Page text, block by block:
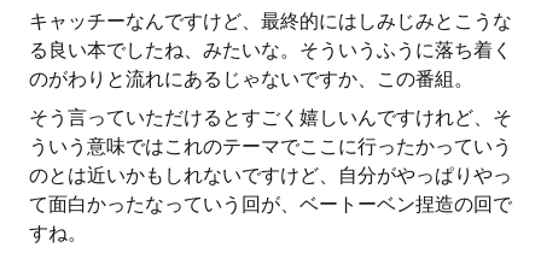
キャッチーなんですけど、最終的にはしみじみとこうな
る良い本でしたね、みたいな。そういうふうに落ち着く
のがわりと流れにあるじゃないですか、この番組。
そう言っていただけるとすごく嬉しいんですけれど、そ
ういう意味ではこれのテーマでここに行ったかっていう
のとは近いかもしれないですけど、自分がやっぱりやっ
て面白かったなっていう回が、ベートーベン捏造の回で
すね。